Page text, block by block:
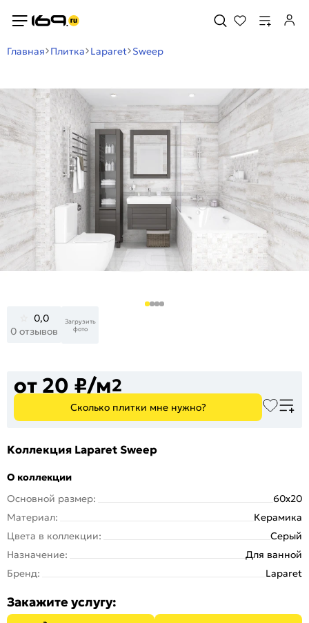
Главная Плитка Laparet Sweep
0,0
0 отзывов
Загрузить
фото
от 20 ₽/м2
Сколько плитки мне нужно?
Коллекция Laparet Sweep
О коллекции
Основной размер:
60x20
Материал:
Керамика
Цвета в коллекции:
Серый
Назначение:
Для ванной
Бренд:
Laparet
Закажите услугу: